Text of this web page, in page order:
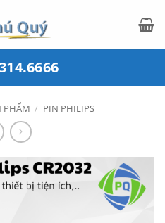
PHẨM / PIN PHILIPS